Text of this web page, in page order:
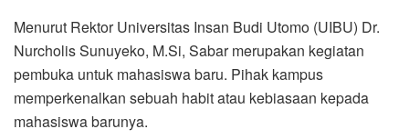
Menurut Rektor Universitas Insan Budi Utomo (UIBU) Dr.
Nurcholis Sunuyeko, M.Si, Sabar merupakan kegiatan
pembuka untuk mahasiswa baru. Pihak kampus
memperkenalkan sebuah habit atau kebiasaan kepada
mahasiswa barunya.